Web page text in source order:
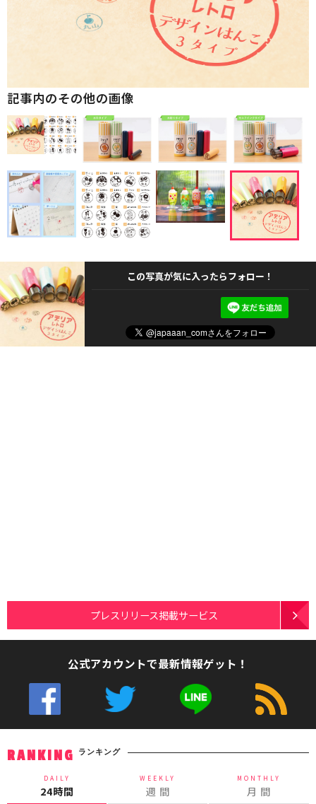
記事内のその他の画像
この写真が気に入ったらフォロー！
プレスリリース掲載サービス
公式アカウントで最新情報ゲット！
RANKING ランキング
DAILY
24時間
WEEKLY
週 間
MONTHLY
月 間